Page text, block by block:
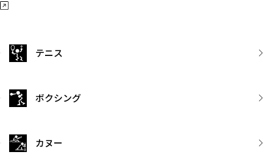
テニス
ボクシング
カヌー